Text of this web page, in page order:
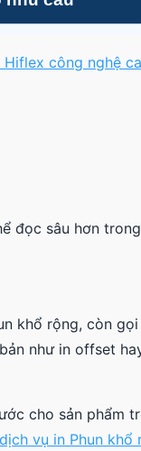
Hiflex công nghệ
đọc sâu hơn
khổ rộng, còn
như in offset
cho sản phẩm
dịch vụ in Phun khổ